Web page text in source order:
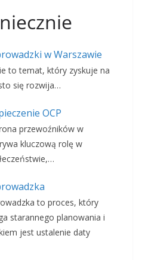
w Warszawie
to temat, który zyskuje na
się rozwija…
OCP
przewoźników w
kluczową rolę w
to proces, który
starannego planowania i
jest ustalenie daty